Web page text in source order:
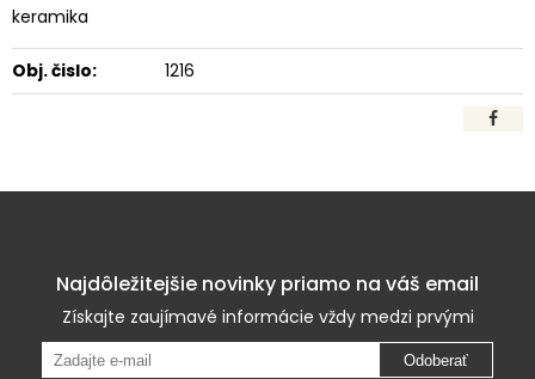
keramika
Obj. čislo: 1216
Najdôležitejšie novinky priamo na váš email
Získajte zaujímavé informácie vždy medzi prvými
Odoberať